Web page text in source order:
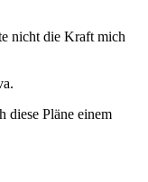
nicht die Kraft mich
diese Pläne einem